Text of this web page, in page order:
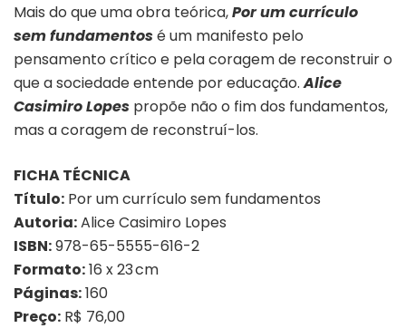
Mais do que uma obra teórica,Por um currículo
sem fundamentosé um manifesto pelo
pensamento crítico e pela coragem de reconstruir o
que a sociedade entende por educação.Alice
Casimiro Lopes propõe não o fim dos fundamentos,
mas a coragem de reconstruí-los.
FICHA TÉCNICA
Título: Por um currículo sem fundamentos
Autoria:Alice Casimiro Lopes
ISBN:978-65-5555-616-2
Formato:16 x 23 cm
Páginas:160
Preço: R$ 76,00